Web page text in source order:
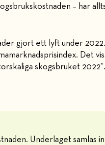
– har
gjort ett lyft under
Det
skogsbruket 2022”.
Underlaget samlas